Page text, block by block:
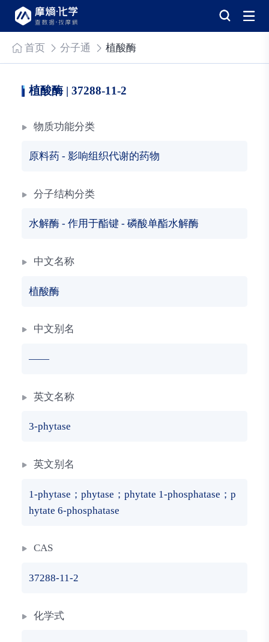
首页 分子通 植酸酶
植酸酶 | 37288-11-2
物质功能分类
原料药 - 影响组织代谢的药物
分子结构分类
水解酶 - 作用于酯键 - 磷酸单酯水解酶
中文名称
植酸酶
中文别名
——
英文名称
3-phytase
英文别名
1-phytase；phytase；phytate 1-phosphatase；p
hytate 6-phosphatase
CAS
37288-11-2
化学式